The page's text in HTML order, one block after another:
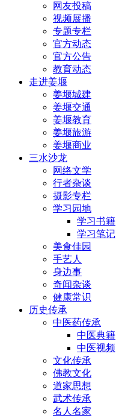
网友投稿
视频展播
专题专栏
官方动态
官方公告
教育动态
走进姜堰
姜堰城建
姜堰交通
姜堰教育
姜堰旅游
姜堰商业
三水沙龙
网络文学
行者杂谈
摄影专栏
学习园地
学习书籍
学习笔记
美食佳园
手艺人
身边事
奇闻杂谈
健康常识
历史传承
中医药传承
中医典籍
中医视频
文化传承
佛教文化
道家思想
武术传承
名人名家